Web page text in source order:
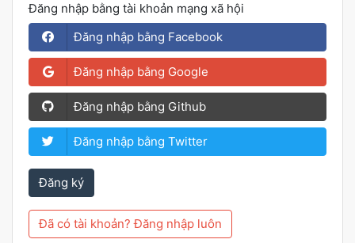
Đăng nhập bằng tài khoản mạng xã hội
Đăng nhập bằng Facebook
Đăng nhập bằng Google
Đăng nhập bằng Github
Đăng nhập bằng Twitter
Đăng ký
Đã có tài khoản? Đăng nhập luôn